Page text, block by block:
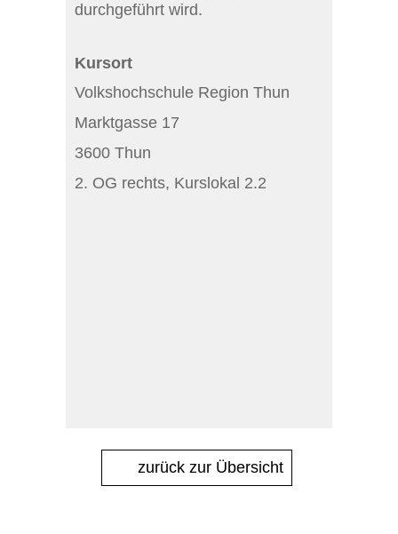
durchgeführt wird.
Kursort
Volkshochschule Region Thun
Marktgasse 17
3600 Thun
2. OG rechts, Kurslokal 2.2
zurück zur Übersicht